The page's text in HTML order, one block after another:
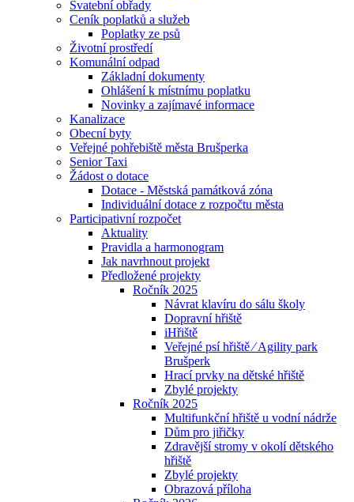
Svatební obřady
Ceník poplatků a služeb
Poplatky ze psů
Životní prostředí
Komunální odpad
Základní dokumenty
Ohlášení k místnímu poplatku
Novinky a zajímavé informace
Kanalizace
Obecní byty
Veřejné pohřebiště města Brušperka
Senior Taxi
Žádost o dotace
Dotace - Městská památková zóna
Individuální dotace z rozpočtu města
Participativní rozpočet
Aktuality
Pravidla a harmonogram
Jak navrhnout projekt
Předložené projekty
Ročník 2025
Návrat klavíru do sálu školy
Dopravní hřiště
iHřiště
Veřejné psí hřiště ⁄ Agility park
Brušperk
Hrací prvky na dětské hřiště
Zbylé projekty
Ročník 2025
Multifunkční hřiště u vodní nádrže
Dům pro jiřičky
Zdravější stromy v okolí dětského
hřiště
Zbylé projekty
Obrazová příloha